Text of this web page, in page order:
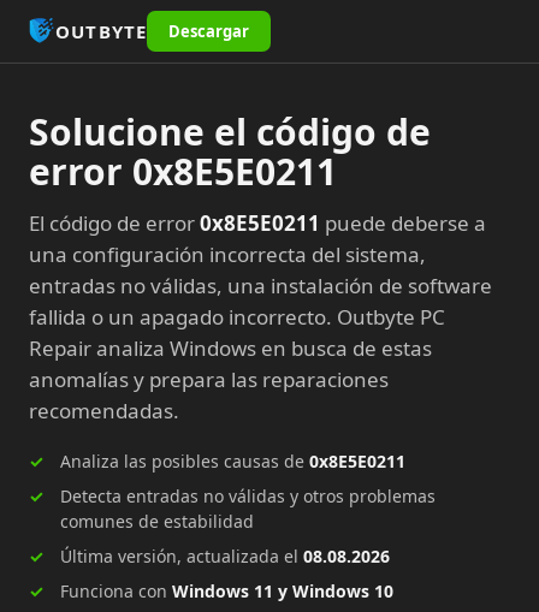
OUTBYTE Descargar
Solucione el código de
error 0x8E5E0211
El código de error0x8E5E0211 puede deberse a
una configuración incorrecta del sistema,
entradas no válidas, una instalación de software
fallida o un apagado incorrecto. Outbyte PC
Repair analiza Windows en busca de estas
anomalías y prepara las reparaciones
recomendadas.
Analiza las posibles causas de 0x8E5E0211
Detecta entradas no válidas y otros problemas
comunes de estabilidad
Última versión, actualizada el 08.08.2026
Funciona con Windows 11 y Windows 10